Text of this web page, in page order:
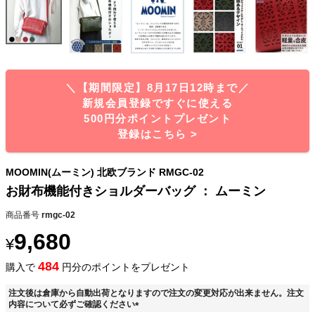
＼【期間限定】8月17日12時まで／
新規会員登録ですぐに使える
500円分ポイントプレゼント
登録はこちら >
MOOMIN(ムーミン) 北欧ブランド RMGC-02
お財布機能付きショルダーバッグ ： ムーミン
商品番号 rmgc-02
¥9,680
購入で 484 円分のポイントをプレゼント
注文後は倉庫から自動出荷となりますので注文の変更対応が出来ません。注文
内容について必ずご確認ください